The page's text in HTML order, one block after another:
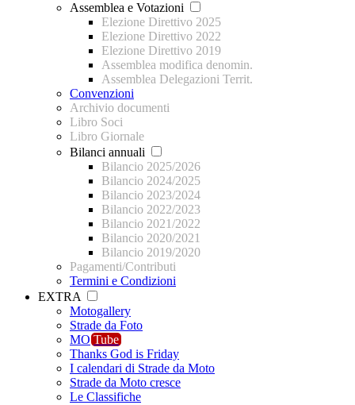
Assemblea e Votazioni
Elezione Direttivo 2025
Elezione Direttivo 2022
Elezione Direttivo 2019
Assemblea modifica denomin.
Assemblea Delegazioni Territ.
Convenzioni
Archivio documenti
Libro Soci
Libro Giornale
Bilanci annuali
Bilancio 2025/2026
Bilancio 2024/2025
Bilancio 2023/2024
Bilancio 2022/2023
Bilancio 2021/2022
Bilancio 2020/2021
Bilancio 2019/2020
Pagamenti/Contributi
Termini e Condizioni
EXTRA
Motogallery
Strade da Foto
MO Tube
Thanks God is Friday
I calendari di Strade da Moto
Strade da Moto cresce
Le Classifiche